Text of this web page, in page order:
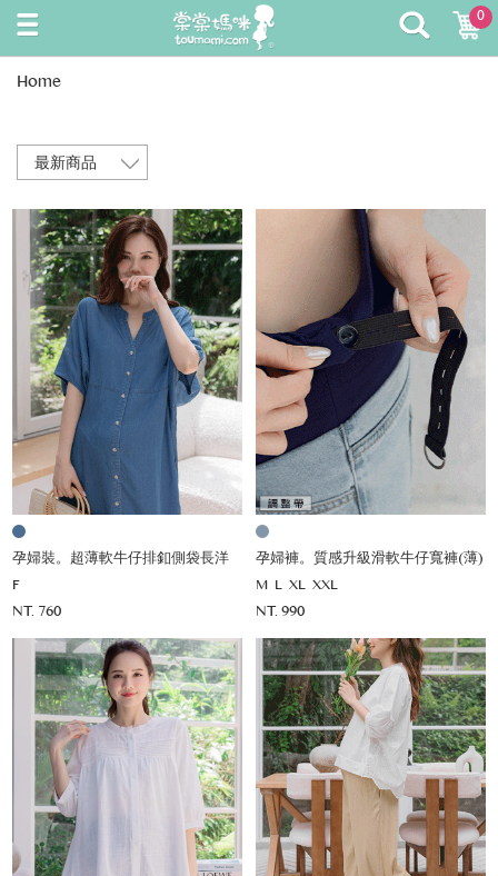
0
Home
孕婦裝。超薄軟牛仔排釦側袋長洋
F
NT. 760
孕婦褲。質感升級滑軟牛仔寬褲(薄)
M L XL XXL
NT. 990